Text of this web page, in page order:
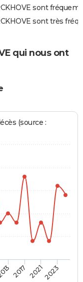
sont
sont très
qui nous ont
(source :
2017 20212023